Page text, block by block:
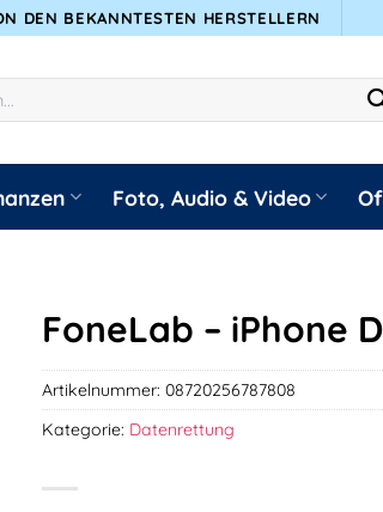
DEN BEKANNTESTEN HERSTELLERN
Foto, Audio & Video
FoneLab – iPhone
Artikelnummer:08720256787808
Kategorie: Datenrettung